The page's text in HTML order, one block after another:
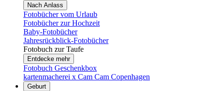
Nach Anlass
Fotobücher vom Urlaub
Fotobücher zur Hochzeit
Baby-Fotobücher
Jahresrückblick-Fotobücher
Fotobuch zur Taufe
Entdecke mehr
Fotobuch Geschenkbox
kartenmacherei x Cam Cam Copenhagen
Geburt